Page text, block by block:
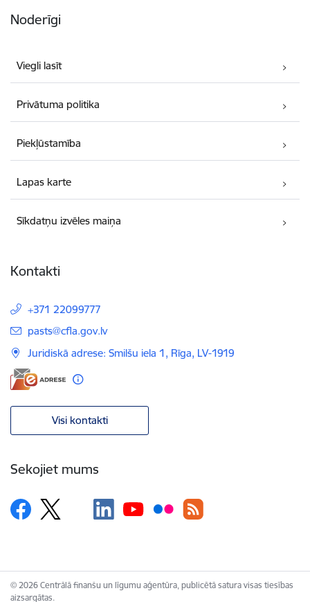
Noderīgi
Viegli lasīt
Privātuma politika
Piekļūstamība
Lapas karte
Sīkdatņu izvēles maiņa
Kontakti
+371 22099777
E-pasts:
pasts@cfla.gov.lv
Juridiskā adrese: Smilšu iela 1, Rīga, LV-1919
Visi kontakti
Sekojiet mums
© 2026 Centrālā finanšu un līgumu aģentūra, publicētā satura visas tiesības
aizsargātas.